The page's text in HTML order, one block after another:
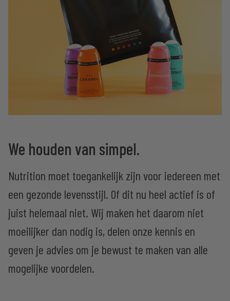
We houden van simpel.
Nutrition moet toegankelijk zijn voor iedereen met
een gezonde levensstijl. Of dit nu heel actief is of
juist helemaal niet. Wij maken het daarom niet
moeilijker dan nodig is, delen onze kennis en
geven je advies om je bewust te maken van alle
mogelijke voordelen.